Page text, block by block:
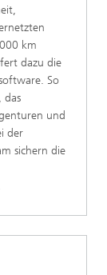
km
dazu die
So
das
und
der
sichern die